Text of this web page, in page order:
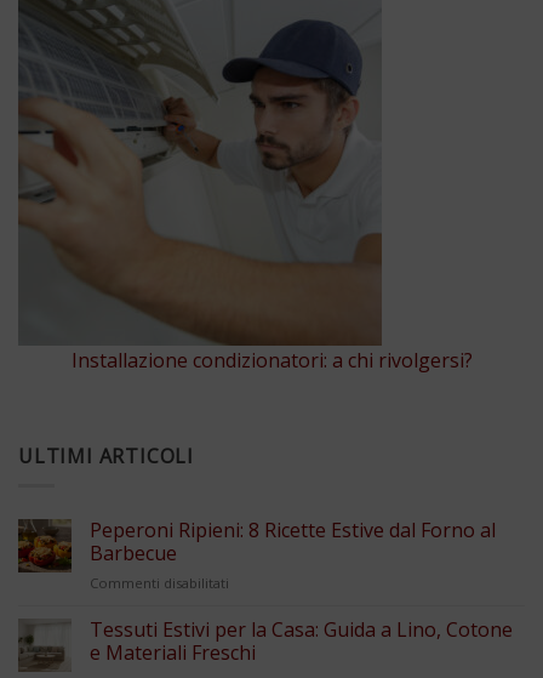
Installazione condizionatori: a chi rivolgersi?
ULTIMI ARTICOLI
Peperoni Ripieni: 8 Ricette Estive dal Forno al
Barbecue
Commenti disabilitati
Ripieni:
Ricette
Tessuti Estivi per la Casa: Guida a Lino, Cotone
e Materiali Freschi